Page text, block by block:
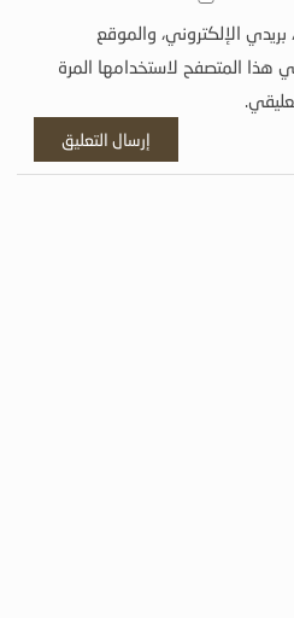
الإلكتروني، والموقع
هذا المتصفح لاستخدامها المرة